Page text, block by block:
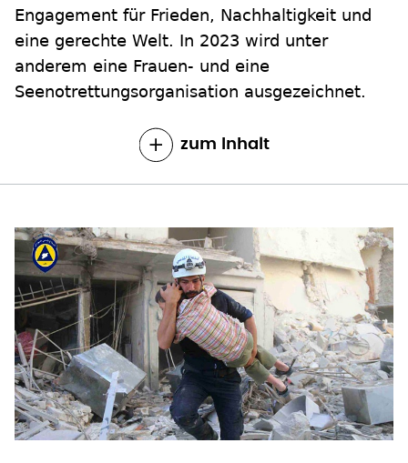
Engagement für Frieden, Nachhaltigkeit und
eine gerechte Welt. In 2023 wird unter
anderem eine Frauen- und eine
Seenotrettungsorganisation ausgezeichnet.
zum Inhalt